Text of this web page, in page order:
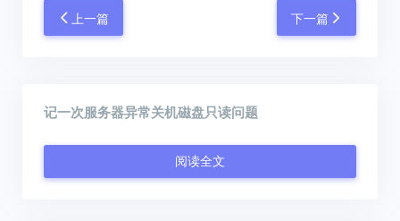
上一篇 下一篇
记一次服务器异常关机磁盘只读问题
阅读全文